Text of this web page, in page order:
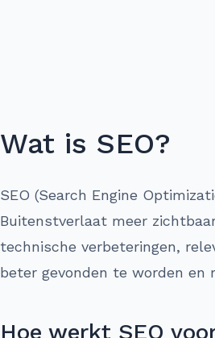
Wat is SEO?
SEO (Search Engine
Buitenstverlaat meer
technische verbeteringen,
beter gevonden te worden en
Hoe werkt SEO